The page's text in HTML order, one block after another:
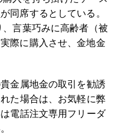
同席するとしている。
言葉巧みに高齢者（被
際に購入させ、金地金
金属地金の取引を勧誘
た場合は、お気軽に弊
電話注文専用フリーダ